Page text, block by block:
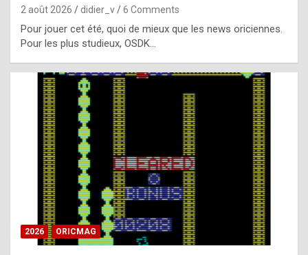
u
l
y
d
i
ff
i
2 août 2026 didier_v 6 Comments
Pour jouer cet été, quoi de mieux que les news oriciennes.
Pour les plus studieux, OSDK…
2026 ORICMAG